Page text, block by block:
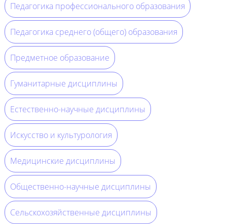
Педагогика профессионального образования
Педагогика среднего (общего) образования
Предметное образование
Гуманитарные дисциплины
Естественно-научные дисциплины
Искусство и культурология
Медицинские дисциплины
Общественно-научные дисциплины
Сельскохозяйственные дисциплины